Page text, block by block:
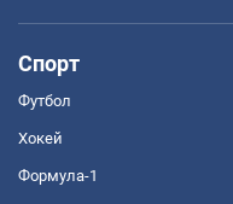
Спорт
Футбол
Хокей
Формула-1